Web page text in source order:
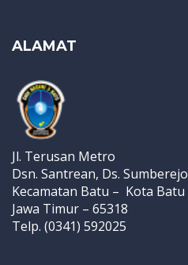
ALAMAT
Jl. Terusan Metro
Dsn. Santrean, Ds. Sumberejo
Kecamatan Batu – Kota Batu
Jawa Timur – 65318
Telp. (0341) 592025